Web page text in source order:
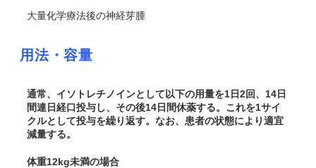
大量化学療法後の神経芽腫
用法・容量
通常、イソトレチノインとして以下の用量を1日2回、14日
間連日経口投与し、その後14日間休薬する。これを1サイ
クルとして投与を繰り返す。なお、患者の状態により適宜
減量する。
体重12kg未満の場合